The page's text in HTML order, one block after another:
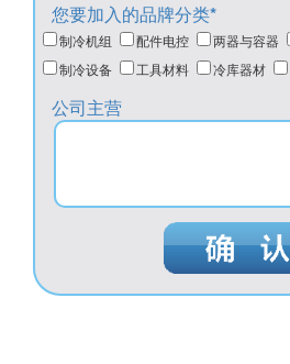
您要加入的品牌分类*
制冷机组 配件电控 两器与容器
制冷设备
工具材料 冷库器材
公司主营